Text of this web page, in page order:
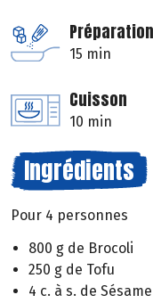
Préparation
15 min
Cuisson
10 min
Ingrédients
Pour 4 personnes
800 g de Brocoli
250 g de Tofu
4 c. à s. de Sésame